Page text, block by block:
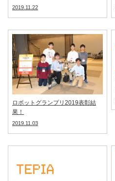
2019.11.22
ロボットグランプリ2019表彰結
果！
2019.11.03